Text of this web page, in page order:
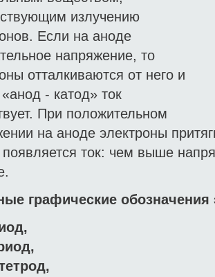
излучению
Если на аноде
напряжение, то
отталкиваются от него и
- катод» ток
При положительном
на аноде электроны
ток: чем выше
графическиe